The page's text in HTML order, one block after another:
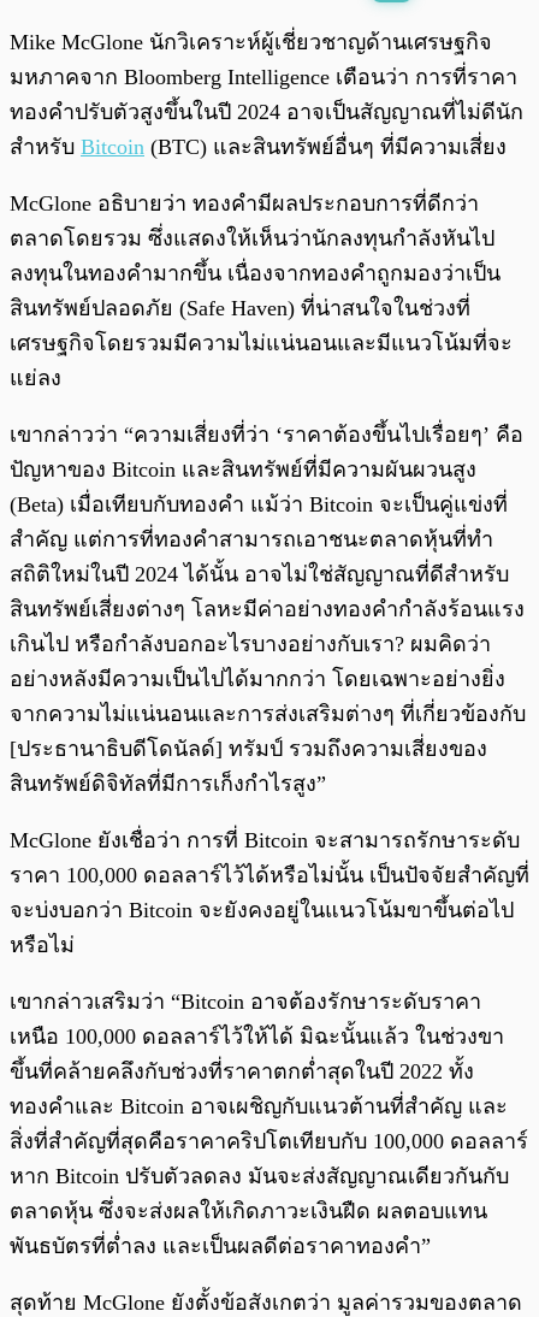
0:00
Mike McGlone นักวิเคราะห์ผู้เชี่ยวชาญด้านเศรษฐกิจ
มหภาคจาก Bloomberg Intelligence เตือนว่า การที่ราคา
ทองคำปรับตัวสูงขึ้นในปี 2024 อาจเป็นสัญญาณที่ไม่ดีนัก
สำหรับ Bitcoin (BTC) และสินทรัพย์อื่นๆ ที่มีความเสี่ยง
McGlone อธิบายว่า ทองคำมีผลประกอบการที่ดีกว่า
ตลาดโดยรวม ซึ่งแสดงให้เห็นว่านักลงทุนกำลังหันไป
ลงทุนในทองคำมากขึ้น เนื่องจากทองคำถูกมองว่าเป็น
สินทรัพย์ปลอดภัย (Safe Haven) ที่น่าสนใจในช่วงที่
เศรษฐกิจโดยรวมมีความไม่แน่นอนและมีแนวโน้มที่จะ
แย่ลง
เขากล่าวว่า “ความเสี่ยงที่ว่า ‘ราคาต้องขึ้นไปเรื่อยๆ’ คือ
ปัญหาของ Bitcoin และสินทรัพย์ที่มีความผันผวนสูง
(Beta) เมื่อเทียบกับทองคำ แม้ว่า Bitcoin จะเป็นคู่แข่งที่
สำคัญ แต่การที่ทองคำสามารถเอาชนะตลาดหุ้นที่ทำ
สถิติใหม่ในปี 2024 ได้นั้น อาจไม่ใช่สัญญาณที่ดีสำหรับ
สินทรัพย์เสี่ยงต่างๆ โลหะมีค่าอย่างทองคำกำลังร้อนแรง
เกินไป หรือกำลังบอกอะไรบางอย่างกับเรา? ผมคิดว่า
อย่างหลังมีความเป็นไปได้มากกว่า โดยเฉพาะอย่างยิ่ง
จากความไม่แน่นอนและการส่งเสริมต่างๆ ที่เกี่ยวข้องกับ
[ประธานาธิบดีโดนัลด์] ทรัมป์ รวมถึงความเสี่ยงของ
สินทรัพย์ดิจิทัลที่มีการเก็งกำไรสูง”
McGlone ยังเชื่อว่า การที่ Bitcoin จะสามารถรักษาระดับ
ราคา 100,000 ดอลลาร์ไว้ได้หรือไม่นั้น เป็นปัจจัยสำคัญที่
จะบ่งบอกว่า Bitcoin จะยังคงอยู่ในแนวโน้มขาขึ้นต่อไป
หรือไม่
เขากล่าวเสริมว่า “Bitcoin อาจต้องรักษาระดับราคา
เหนือ 100,000 ดอลลาร์ไว้ให้ได้ มิฉะนั้นแล้ว ในช่วงขา
ขึ้นที่คล้ายคลึงกับช่วงที่ราคาตกต่ำสุดในปี 2022 ทั้ง
ทองคำและ Bitcoin อาจเผชิญกับแนวต้านที่สำคัญ และ
สิ่งที่สำคัญที่สุดคือราคาคริปโตเทียบกับ 100,000 ดอลลาร์
หาก Bitcoin ปรับตัวลดลง มันจะส่งสัญญาณเดียวกันกับ
ตลาดหุ้น ซึ่งจะส่งผลให้เกิดภาวะเงินฝืด ผลตอบแทน
พันธบัตรที่ต่ำลง และเป็นผลดีต่อราคาทองคำ”
สุดท้าย McGlone ยังตั้งข้อสังเกตว่า มูลค่ารวมของตลาด